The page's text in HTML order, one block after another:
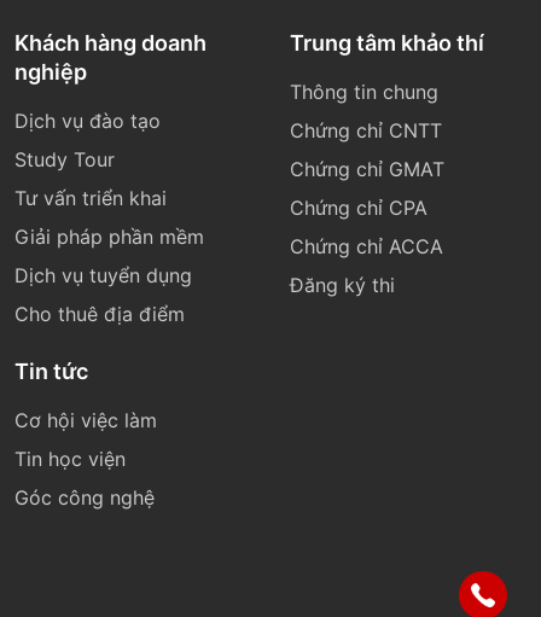
Khách hàng doanh
nghiệp
Dịch vụ đào tạo
Study Tour
Tư vấn triển khai
Giải pháp phần mềm
Dịch vụ tuyển dụng
Cho thuê địa điểm
Trung tâm khảo thí
Thông tin chung
Chứng chỉ CNTT
Chứng chỉ GMAT
Chứng chỉ CPA
Chứng chỉ ACCA
Đăng ký thi
Tin tức
Cơ hội việc làm
Tin học viện
Góc công nghệ